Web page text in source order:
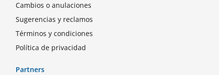
Cambios o anulaciones
Sugerencias y reclamos
Términos y condiciones
Política de privacidad
Partners